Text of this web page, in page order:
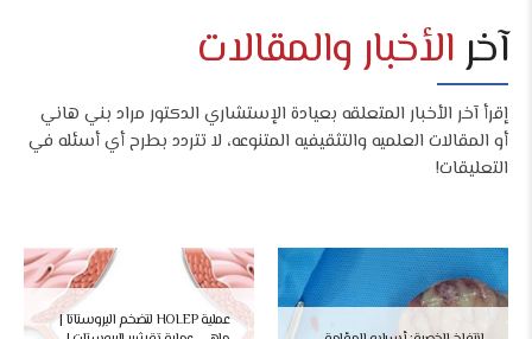
آخرالأخبار والمقالات
إقرأ آخر الأخبار المتعلقه بعيادة الإستشاري الدكتور مراد بني هاني
أو المقالات العلميه والتثقيفيه المتنوعه، لا تتردد بطرح أي أسئله في
التعليقات!
عملية HOLEP لتضخم البروستاتا |